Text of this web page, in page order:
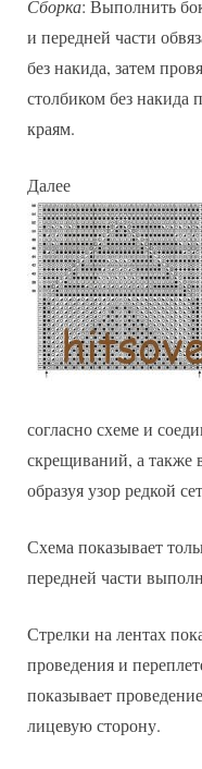
Сборка: Выполнить
и передней части
без накида, затем
столбиком без
краям.
Далее
согласно схеме и
скрещиваний, а также
образуя узор редкой
Схема показывает
передней части
Стрелки на лентах
проведения и
показывает
лицевую сторону.